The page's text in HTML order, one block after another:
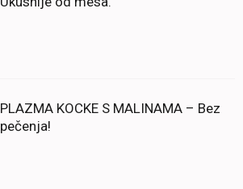
PLAZMA KOCKE S MALINAMA – Bez
pečenja!